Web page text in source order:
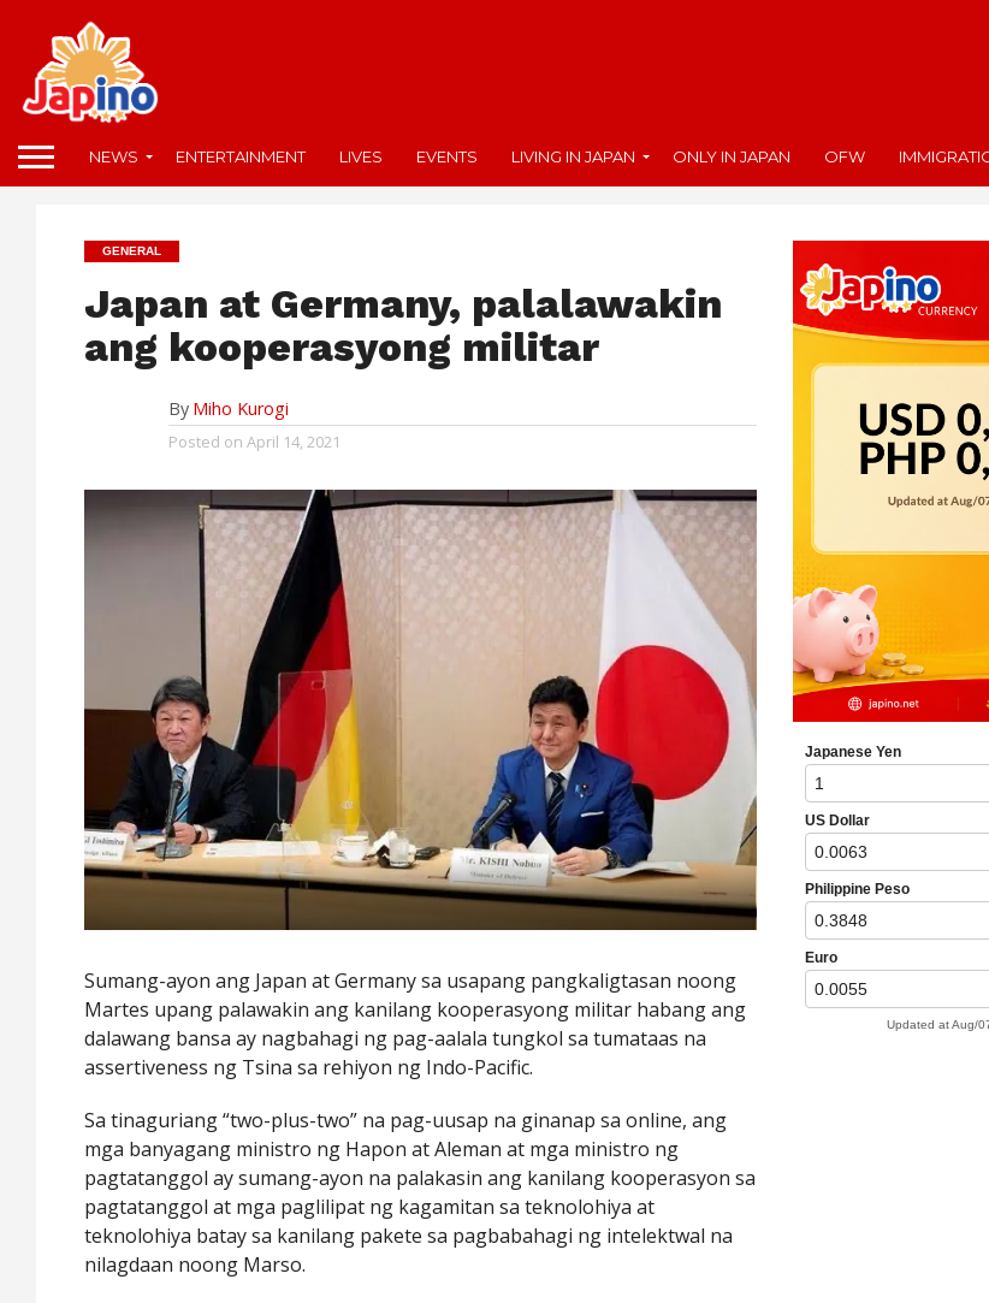
NEWS ENTERTAINMENT LIVES EVENTS LIVING IN JAPAN ONLY IN JAPAN OFW
GENERAL
Japan at Germany, palalawakin
ang kooperasyong militar
By Miho Kurogi
Posted on April 14, 2021
Sumang-ayon ang Japan at Germany sa usapang pangkaligtasan noong
Martes upang palawakin ang kanilang kooperasyong militar habang ang
dalawang bansa ay nagbahagi ng pag-aalala tungkol sa tumataas na
assertiveness ng Tsina sa rehiyon ng Indo-Pacific.
Sa tinaguriang “two-plus-two” na pag-uusap na ginanap sa online, ang
mga banyagang ministro ng Hapon at Aleman at mga ministro ng
pagtatanggol ay sumang-ayon na palakasin ang kanilang kooperasyon sa
pagtatanggol at mga paglilipat ng kagamitan sa teknolohiya at
teknolohiya batay sa kanilang pakete sa pagbabahagi ng intelektwal na
nilagdaan noong Marso.